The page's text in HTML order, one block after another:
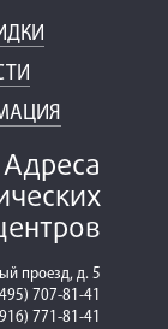
Адреса
проезд, д. 5
707-81-41
771-81-41